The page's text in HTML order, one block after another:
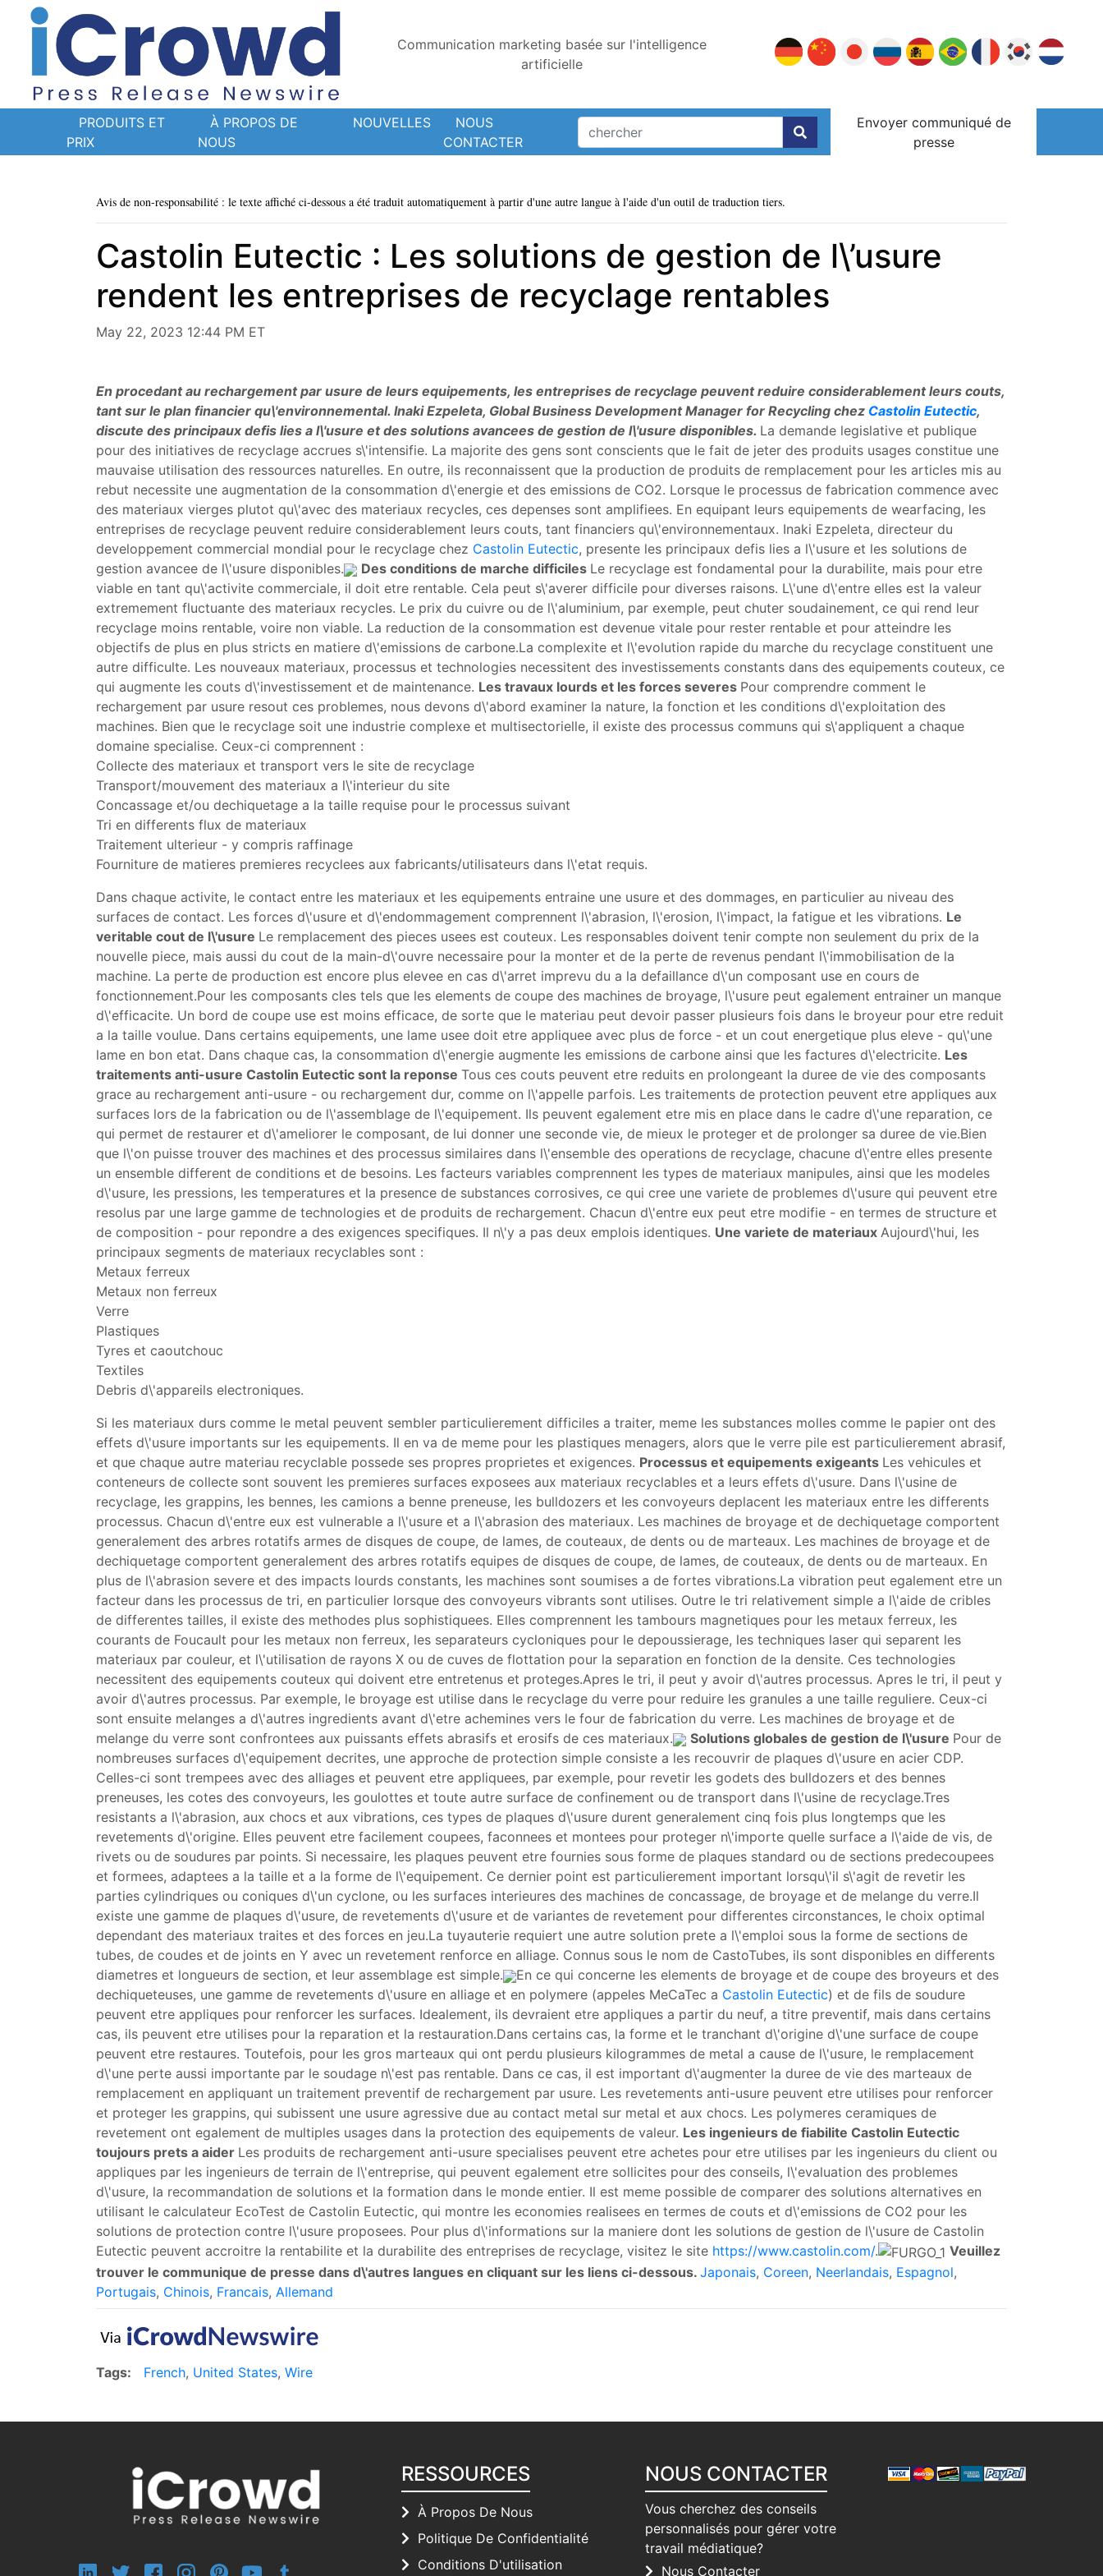
Communication marketing basée sur l'intelligence
artificielle
PRODUITS ET
PRIX
À PROPOS DE
NOUS
NOUVELLES
NOUS
CONTACTER
Envoyer communiqué de
presse
Avis de non-responsabilité : le texte affiché ci-dessous a été traduit automatiquement à partir d'une autre langue à l'aide d'un outil de traduction tiers.
Castolin Eutectic : Les solutions de gestion de l\’usure
rendent les entreprises de recyclage rentables
May 22, 2023 12:44 PM ET
En procedant au rechargement par usure de leurs equipements, les entreprises de recyclage peuvent reduire considerablement leurs couts,
tant sur le plan financier qu\'environnemental. Inaki Ezpeleta, Global Business Development Manager for Recycling chez Castolin Eutectic,
discute des principaux defis lies a l\'usure et des solutions avancees de gestion de l\'usure disponibles. La demande legislative et publique
pour des initiatives de recyclage accrues s\'intensifie. La majorite des gens sont conscients que le fait de jeter des produits usages constitue une
mauvaise utilisation des ressources naturelles. En outre, ils reconnaissent que la production de produits de remplacement pour les articles mis au
rebut necessite une augmentation de la consommation d\'energie et des emissions de CO2. Lorsque le processus de fabrication commence avec
des materiaux vierges plutot qu\'avec des materiaux recycles, ces depenses sont amplifiees. En equipant leurs equipements de wearfacing, les
entreprises de recyclage peuvent reduire considerablement leurs couts, tant financiers qu\'environnementaux. Inaki Ezpeleta, directeur du
developpement commercial mondial pour le recyclage chez Castolin Eutectic, presente les principaux defis lies a l\'usure et les solutions de
gestion avancee de l\'usure disponibles.
Des conditions de marche difficiles Le recyclage est fondamental pour la durabilite, mais pour etre
viable en tant qu\'activite commerciale, il doit etre rentable. Cela peut s\'averer difficile pour diverses raisons. L\'une d\'entre elles est la valeur
extremement fluctuante des materiaux recycles. Le prix du cuivre ou de l\'aluminium, par exemple, peut chuter soudainement, ce qui rend leur
recyclage moins rentable, voire non viable. La reduction de la consommation est devenue vitale pour rester rentable et pour atteindre les
objectifs de plus en plus stricts en matiere d\'emissions de carbone.La complexite et l\'evolution rapide du marche du recyclage constituent une
autre difficulte. Les nouveaux materiaux, processus et technologies necessitent des investissements constants dans des equipements couteux, ce
qui augmente les couts d\'investissement et de maintenance. Les travaux lourds et les forces severes Pour comprendre comment le
rechargement par usure resout ces problemes, nous devons d\'abord examiner la nature, la fonction et les conditions d\'exploitation des
machines. Bien que le recyclage soit une industrie complexe et multisectorielle, il existe des processus communs qui s\'appliquent a chaque
domaine specialise. Ceux-ci comprennent :
Collecte des materiaux et transport vers le site de recyclage
Transport/mouvement des materiaux a l\'interieur du site
Concassage et/ou dechiquetage a la taille requise pour le processus suivant
Tri en differents flux de materiaux
Traitement ulterieur - y compris raffinage
Fourniture de matieres premieres recyclees aux fabricants/utilisateurs dans l\'etat requis.
Dans chaque activite, le contact entre les materiaux et les equipements entraine une usure et des dommages, en particulier au niveau des
surfaces de contact. Les forces d\'usure et d\'endommagement comprennent l\'abrasion, l\'erosion, l\'impact, la fatigue et les vibrations. Le
veritable cout de l\'usure Le remplacement des pieces usees est couteux. Les responsables doivent tenir compte non seulement du prix de la
nouvelle piece, mais aussi du cout de la main-d\'ouvre necessaire pour la monter et de la perte de revenus pendant l\'immobilisation de la
machine. La perte de production est encore plus elevee en cas d\'arret imprevu du a la defaillance d\'un composant use en cours de
fonctionnement.Pour les composants cles tels que les elements de coupe des machines de broyage, l\'usure peut egalement entrainer un manque
d\'efficacite. Un bord de coupe use est moins efficace, de sorte que le materiau peut devoir passer plusieurs fois dans le broyeur pour etre reduit
a la taille voulue. Dans certains equipements, une lame usee doit etre appliquee avec plus de force - et un cout energetique plus eleve - qu\'une
lame en bon etat. Dans chaque cas, la consommation d\'energie augmente les emissions de carbone ainsi que les factures d\'electricite. Les
traitements anti-usure Castolin Eutectic sont la reponse Tous ces couts peuvent etre reduits en prolongeant la duree de vie des composants
grace au rechargement anti-usure - ou rechargement dur, comme on l\'appelle parfois. Les traitements de protection peuvent etre appliques aux
surfaces lors de la fabrication ou de l\'assemblage de l\'equipement. Ils peuvent egalement etre mis en place dans le cadre d\'une reparation, ce
qui permet de restaurer et d\'ameliorer le composant, de lui donner une seconde vie, de mieux le proteger et de prolonger sa duree de vie.Bien
que l\'on puisse trouver des machines et des processus similaires dans l\'ensemble des operations de recyclage, chacune d\'entre elles presente
un ensemble different de conditions et de besoins. Les facteurs variables comprennent les types de materiaux manipules, ainsi que les modeles
d\'usure, les pressions, les temperatures et la presence de substances corrosives, ce qui cree une variete de problemes d\'usure qui peuvent etre
resolus par une large gamme de technologies et de produits de rechargement. Chacun d\'entre eux peut etre modifie - en termes de structure et
de composition - pour repondre a des exigences specifiques. Il n\'y a pas deux emplois identiques. Une variete de materiaux Aujourd\'hui, les
principaux segments de materiaux recyclables sont :
Metaux ferreux
Metaux non ferreux
Verre
Plastiques
Tyres et caoutchouc
Textiles
Debris d\'appareils electroniques.
Si les materiaux durs comme le metal peuvent sembler particulierement difficiles a traiter, meme les substances molles comme le papier ont des
effets d\'usure importants sur les equipements. Il en va de meme pour les plastiques menagers, alors que le verre pile est particulierement abrasif,
et que chaque autre materiau recyclable possede ses propres proprietes et exigences. Processus et equipements exigeants Les vehicules et
conteneurs de collecte sont souvent les premieres surfaces exposees aux materiaux recyclables et a leurs effets d\'usure. Dans l\'usine de
recyclage, les grappins, les bennes, les camions a benne preneuse, les bulldozers et les convoyeurs deplacent les materiaux entre les differents
processus. Chacun d\'entre eux est vulnerable a l\'usure et a l\'abrasion des materiaux. Les machines de broyage et de dechiquetage comportent
generalement des arbres rotatifs armes de disques de coupe, de lames, de couteaux, de dents ou de marteaux. Les machines de broyage et de
dechiquetage comportent generalement des arbres rotatifs equipes de disques de coupe, de lames, de couteaux, de dents ou de marteaux. En
plus de l\'abrasion severe et des impacts lourds constants, les machines sont soumises a de fortes vibrations.La vibration peut egalement etre un
facteur dans les processus de tri, en particulier lorsque des convoyeurs vibrants sont utilises. Outre le tri relativement simple a l\'aide de cribles
de differentes tailles, il existe des methodes plus sophistiquees. Elles comprennent les tambours magnetiques pour les metaux ferreux, les
courants de Foucault pour les metaux non ferreux, les separateurs cycloniques pour le depoussierage, les techniques laser qui separent les
materiaux par couleur, et l\'utilisation de rayons X ou de cuves de flottation pour la separation en fonction de la densite. Ces technologies
necessitent des equipements couteux qui doivent etre entretenus et proteges.Apres le tri, il peut y avoir d\'autres processus. Apres le tri, il peut y
avoir d\'autres processus. Par exemple, le broyage est utilise dans le recyclage du verre pour reduire les granules a une taille reguliere. Ceux-ci
sont ensuite melanges a d\'autres ingredients avant d\'etre achemines vers le four de fabrication du verre. Les machines de broyage et de
melange du verre sont confrontees aux puissants effets abrasifs et erosifs de ces materiaux.
Solutions globales de gestion de l\'usure Pour de
nombreuses surfaces d\'equipement decrites, une approche de protection simple consiste a les recouvrir de plaques d\'usure en acier CDP.
Celles-ci sont trempees avec des alliages et peuvent etre appliquees, par exemple, pour revetir les godets des bulldozers et des bennes
preneuses, les cotes des convoyeurs, les goulottes et toute autre surface de confinement ou de transport dans l\'usine de recyclage.Tres
resistants a l\'abrasion, aux chocs et aux vibrations, ces types de plaques d\'usure durent generalement cinq fois plus longtemps que les
revetements d\'origine. Elles peuvent etre facilement coupees, faconnees et montees pour proteger n\'importe quelle surface a l\'aide de vis, de
rivets ou de soudures par points. Si necessaire, les plaques peuvent etre fournies sous forme de plaques standard ou de sections predecoupees
et formees, adaptees a la taille et a la forme de l\'equipement. Ce dernier point est particulierement important lorsqu\'il s\'agit de revetir les
parties cylindriques ou coniques d\'un cyclone, ou les surfaces interieures des machines de concassage, de broyage et de melange du verre.Il
existe une gamme de plaques d\'usure, de revetements d\'usure et de variantes de revetement pour differentes circonstances, le choix optimal
dependant des materiaux traites et des forces en jeu.La tuyauterie requiert une autre solution prete a l\'emploi sous la forme de sections de
tubes, de coudes et de joints en Y avec un revetement renforce en alliage. Connus sous le nom de CastoTubes, ils sont disponibles en differents
diametres et longueurs de section, et leur assemblage est simple.
En ce qui concerne les elements de broyage et de coupe des broyeurs et des
dechiqueteuses, une gamme de revetements d\'usure en alliage et en polymere (appeles MeCaTec a Castolin Eutectic) et de fils de soudure
peuvent etre appliques pour renforcer les surfaces. Idealement, ils devraient etre appliques a partir du neuf, a titre preventif, mais dans certains
cas, ils peuvent etre utilises pour la reparation et la restauration.Dans certains cas, la forme et le tranchant d\'origine d\'une surface de coupe
peuvent etre restaures. Toutefois, pour les gros marteaux qui ont perdu plusieurs kilogrammes de metal a cause de l\'usure, le remplacement
d\'une perte aussi importante par le soudage n\'est pas rentable. Dans ce cas, il est important d\'augmenter la duree de vie des marteaux de
remplacement en appliquant un traitement preventif de rechargement par usure. Les revetements anti-usure peuvent etre utilises pour renforcer
et proteger les grappins, qui subissent une usure agressive due au contact metal sur metal et aux chocs. Les polymeres ceramiques de
revetement ont egalement de multiples usages dans la protection des equipements de valeur. Les ingenieurs de fiabilite Castolin Eutectic
toujours prets a aider Les produits de rechargement anti-usure specialises peuvent etre achetes pour etre utilises par les ingenieurs du client ou
appliques par les ingenieurs de terrain de l\'entreprise, qui peuvent egalement etre sollicites pour des conseils, l\'evaluation des problemes
d\'usure, la recommandation de solutions et la formation dans le monde entier. Il est meme possible de comparer des solutions alternatives en
utilisant le calculateur EcoTest de Castolin Eutectic, qui montre les economies realisees en termes de couts et d\'emissions de CO2 pour les
solutions de protection contre l\'usure proposees. Pour plus d\'informations sur la maniere dont les solutions de gestion de l\'usure de Castolin
Eutectic peuvent accroitre la rentabilite et la durabilite des entreprises de recyclage, visitez le site https://www.castolin.com/.
Veuillez
trouver le communique de presse dans d\'autres langues en cliquant sur les liens ci-dessous. Japonais, Coreen, Neerlandais, Espagnol,
Portugais, Chinois, Francais, Allemand
Tags: French, United States, Wire
RESSOURCES
À Propos De Nous
Politique De Confidentialité
Conditions D'utilisation
NOUS CONTACTER
Vous cherchez des conseils
personnalisés pour gérer votre
travail médiatique?
Nous Contacter